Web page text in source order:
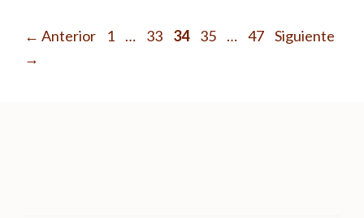
← Anterior Página
1 … Página
33 Página
34 Página
35 … Página
47 Siguiente
→